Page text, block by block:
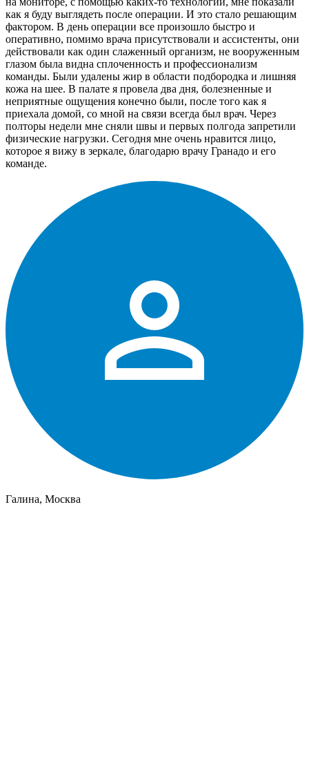
как я буду выглядеть после операции. И это стало решающим
фактором. В день операции все произошло быстро и
оперативно, помимо врача присутствовали и ассистенты, они
действовали как один слаженный организм, не вооруженным
глазом была видна сплоченность и профессионализм
команды. Были удалены жир в области подбородка и лишняя
кожа на шее. В палате я провела два дня, болезненные и
неприятные ощущения конечно были, после того как я
приехала домой, со мной на связи всегда был врач. Через
полторы недели мне сняли швы и первых полгода запретили
физические нагрузки. Сегодня мне очень нравится лицо,
которое я вижу в зеркале, благодарю врачу Гранадо и его
команде.
Галина, Москва